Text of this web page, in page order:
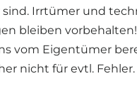
sind. Irrtümer und
bleiben
vom Eigentümer
nicht für evtl. Fehler.